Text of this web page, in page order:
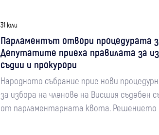
31 юли
Парламентът отвори процедурата
Депутатите приеха правилата за
съдии и прокурори
Народното събрание прие нови
за избора на членове на Висшия съдебен
от парламентарната квота.